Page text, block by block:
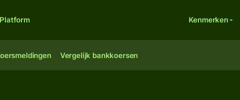
Platform Kenmerken
Vergelijk bankkoersen